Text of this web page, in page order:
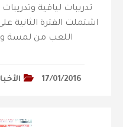
تدريبات لياقية
اشتملت الفترة الثانية
اللعب من لمسة
17/01/2016